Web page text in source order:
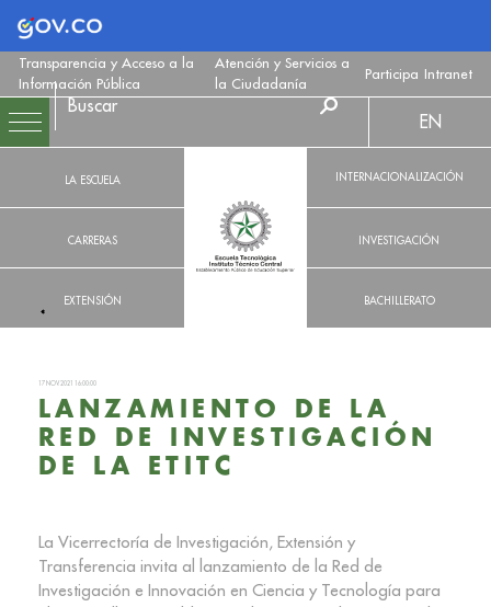
Logo Gobierno de Colombia
Transparencia y Acceso a la
Información Pública
Atención y Servicios a
la Ciudadanía
Participa Intranet
LA ESCUELA
CARRERAS
EXTENSIÓN
EN
INTERNACIONALIZACIÓN
INVESTIGACIÓN
BACHILLERATO
17 NOV. 2021 16:00:00
LANZAMIENTO DE LA
RED DE INVESTIGACIÓN
DE LA ETITC
La Vicerrectoría de Investigación, Extensión y
Transferencia invita al lanzamiento de la Red de
Investigación e Innovación en Ciencia y Tecnología para